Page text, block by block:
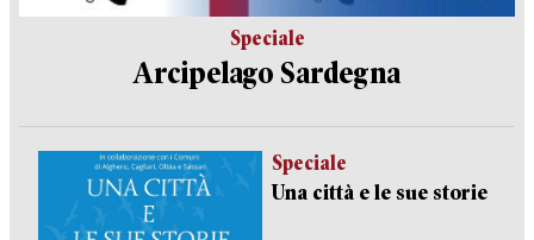
Speciale
Arcipelago Sardegna
Speciale
Una città e le sue storie